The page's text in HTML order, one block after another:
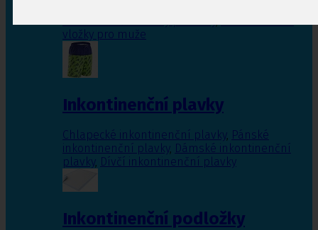
vložky pro muže
Inkontinenční plavky
Chlapecké inkontinenční plavky, Pánské
inkontinenční plavky, Dámské inkontinenční
plavky, Dívčí inkontinenční plavky
Inkontinenční podložky